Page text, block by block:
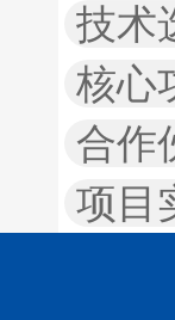
技术
核心
合作
项目